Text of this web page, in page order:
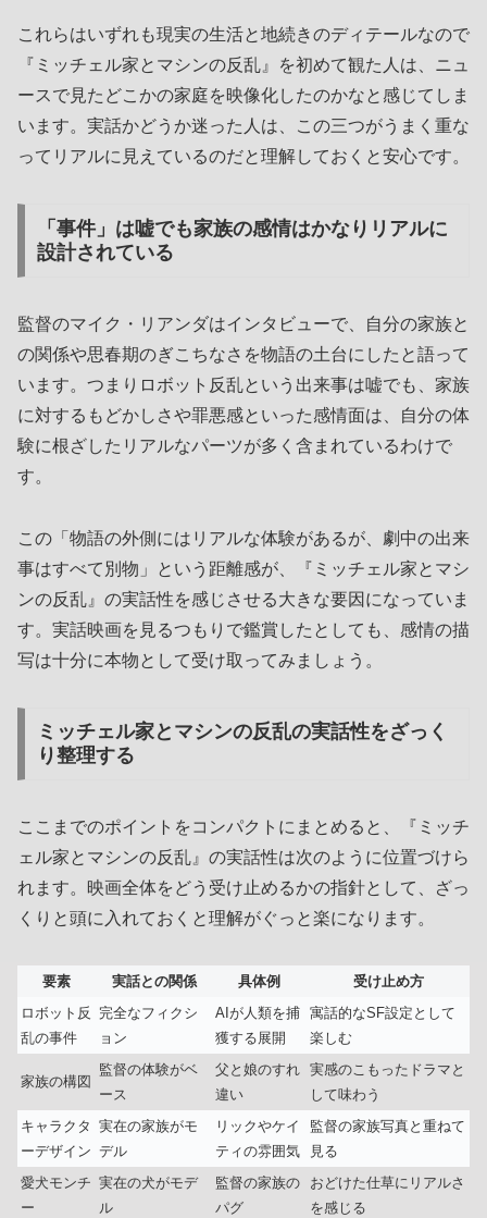
これらはいずれも現実の生活と地続きのディテールなので
『ミッチェル家とマシンの反乱』を初めて観た人は、ニュ
ースで見たどこかの家庭を映像化したのかなと感じてしま
います。実話かどうか迷った人は、この三つがうまく重な
ってリアルに見えているのだと理解しておくと安心です。
「事件」は嘘でも家族の感情はかなりリアルに
設計されている
監督のマイク・リアンダはインタビューで、自分の家族と
の関係や思春期のぎこちなさを物語の土台にしたと語って
います。つまりロボット反乱という出来事は嘘でも、家族
に対するもどかしさや罪悪感といった感情面は、自分の体
験に根ざしたリアルなパーツが多く含まれているわけで
す。
この「物語の外側にはリアルな体験があるが、劇中の出来
事はすべて別物」という距離感が、『ミッチェル家とマシ
ンの反乱』の実話性を感じさせる大きな要因になっていま
す。実話映画を見るつもりで鑑賞したとしても、感情の描
写は十分に本物として受け取ってみましょう。
ミッチェル家とマシンの反乱の実話性をざっく
り整理する
ここまでのポイントをコンパクトにまとめると、『ミッチ
ェル家とマシンの反乱』の実話性は次のように位置づけら
れます。映画全体をどう受け止めるかの指針として、ざっ
くりと頭に入れておくと理解がぐっと楽になります。
要素 実話との関係 具体例
受け止め方
ロボット反
乱の事件
完全なフィクシ
ョン
AIが人類を捕
獲する展開
寓話的なSF設定として
楽しむ
家族の構図
監督の体験がベ
ース
父と娘のすれ
違い
実感のこもったドラマと
して味わう
キャラクタ
ーデザイン
実在の家族がモ
デル
リックやケイ
ティの雰囲気
監督の家族写真と重ねて
見る
愛犬モンチ
ー
実在の犬がモデ
ル
監督の家族の
パグ
おどけた仕草にリアルさ
を感じる